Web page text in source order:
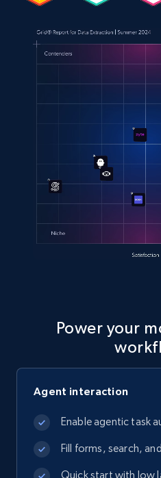
Power your
Agent interaction
Enable agentic task
Fill forms, search,
Quick start with low